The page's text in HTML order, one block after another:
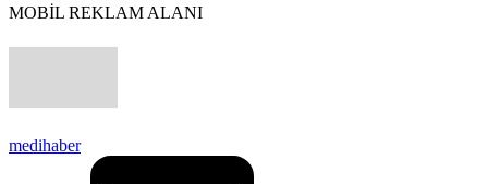
MOBİL REKLAM ALANI
medihaber